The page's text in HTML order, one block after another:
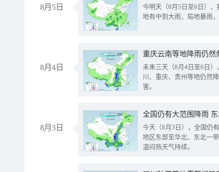
8月5日
今明天（8月5日至6日）
地有中到大雨，局地暴雨
8月4日
重庆云南等地降雨仍然
未来三天（8月4日至6日
川、重庆、贵州等地仍然
害。
8月3日
全国仍有大范围降雨
今天（8月3日），全国仍
地区东部至华北、东北一
温闷热天气持续。